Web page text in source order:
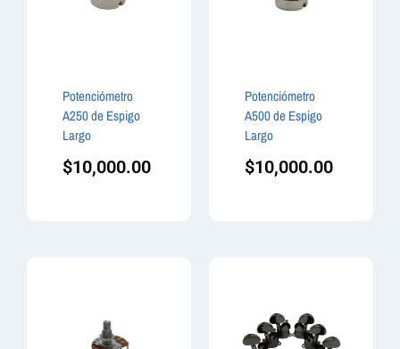
Potenciómetro
A250 de Espigo
Largo
$10,000.00
Potenciómetro
A500 de Espigo
Largo
$10,000.00